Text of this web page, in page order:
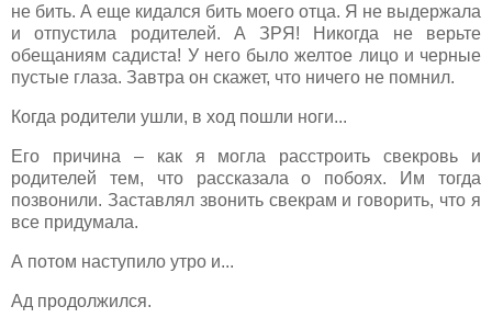
не бить. А еще кидался бить моего отца. Я не выдержала
и отпустила родителей. А ЗРЯ! Никогда не верьте
обещаниям садиста! У него было желтое лицо и черные
пустые глаза. Завтра он скажет, что ничего не помнил.
Когда родители ушли, в ход пошли ноги...
Его причина – как я могла расстроить свекровь и
родителей тем, что рассказала о побоях. Им тогда
позвонили. Заставлял звонить свекрам и говорить, что я
все придумала.
А потом наступило утро и...
Ад продолжился.